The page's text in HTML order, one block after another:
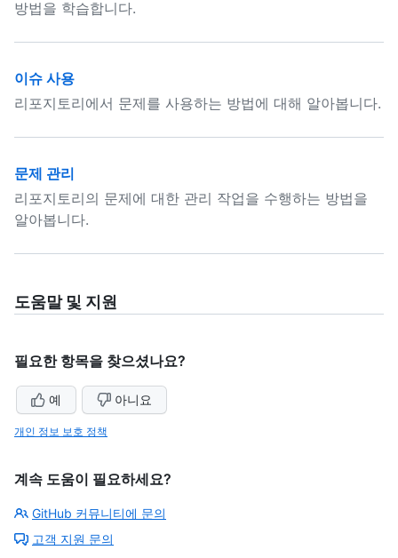
방법을 학습합니다.
이슈 사용
리포지토리에서 문제를 사용하는 방법에 대해 알아봅니다.
문제 관리
리포지토리의 문제에 대한 관리 작업을 수행하는 방법을
알아봅니다.
도움말 및 지원
필요한 항목을 찾으셨나요?
예 아니요
개인 정보 보호 정책
계속 도움이 필요하세요?
GitHub 커뮤니티에 문의
고객 지원 문의